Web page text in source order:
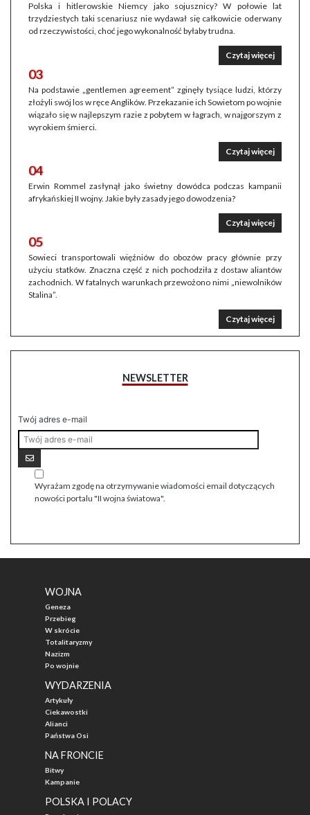
Polska i hitlerowskie Niemcy jako sojusznicy? W połowie lat
trzydziestych taki scenariusz nie wydawał się całkowicie oderwany
od rzeczywistości, choć jego wykonalność byłaby trudna.
Czytaj więcej
03
Na podstawie „gentlemen agreement” zginęły tysiące ludzi, którzy
złożyli swój los w ręce Anglików. Przekazanie ich Sowietom po wojnie
wiązało się w najlepszym razie z pobytem w łagrach, w najgorszym z
wyrokiem śmierci.
Czytaj więcej
04
Erwin Rommel zasłynął jako świetny dowódca podczas kampanii
afrykańskiej II wojny. Jakie były zasady jego dowodzenia?
Czytaj więcej
05
Sowieci transportowali więźniów do obozów pracy głównie przy
użyciu statków. Znaczna część z nich pochodziła z dostaw aliantów
zachodnich. W fatalnych warunkach przewożono nimi „niewolników
Stalina”.
Czytaj więcej
NEWSLETTER
Twój adres e-mail
Wyrażam zgodę na otrzymywanie wiadomości email dotyczących
nowości portalu "II wojna światowa".
WOJNA
Geneza
Przebieg
W skrócie
Totalitaryzmy
Nazizm
Po wojnie
WYDARZENIA
Artykuły
Ciekawostki
Alianci
Państwa Osi
NA FRONCIE
Bitwy
Kampanie
POLSKA I POLACY